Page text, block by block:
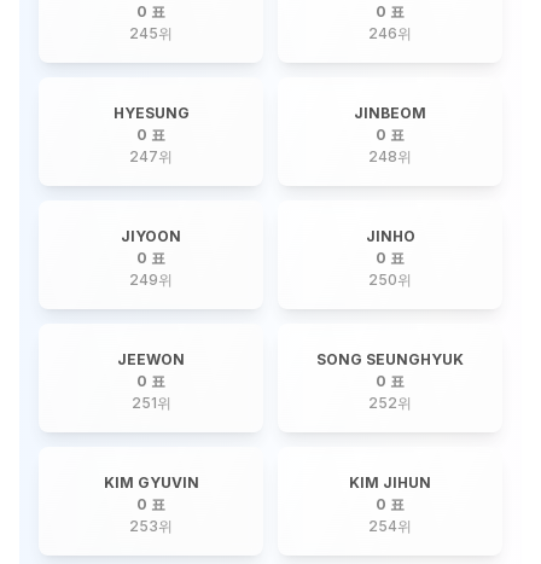
0 표
245위
0 표
246위
HYESUNG
0 표
247위
JINBEOM
0 표
248위
JIYOON
0 표
249위
JINHO
0 표
250위
JEEWON
0 표
251위
SONG SEUNGHYUK
0 표
252위
KIM GYUVIN
0 표
253위
KIM JIHUN
0 표
254위